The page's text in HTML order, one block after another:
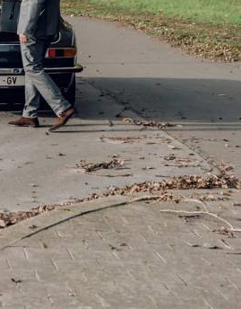
Sorteren op
Verkocht
€ 45.890 € 35.430
97258
incl. BTW
Volvo XC40 Core B3 Mild-hybride